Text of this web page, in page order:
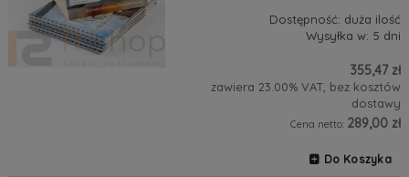
Dostępność: duża ilość
Wysyłka w: 5 dni
355,47 zł
zawiera 23.00% VAT, bez kosztów
dostawy
Cena netto: 289,00 zł
Do Koszyka